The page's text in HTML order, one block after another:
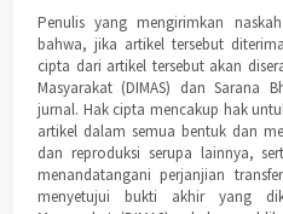
Penulis yang mengirimkan
bahwa, jika artikel tersebut
cipta dari artikel tersebut akan
Masyarakat (DIMAS) dan Sarana
jurnal. Hak cipta mencakup hak
artikel dalam semua bentuk dan
dan reproduksi serupa lainnya,
menandatangani perjanjian
menyetujui bukti akhir yang